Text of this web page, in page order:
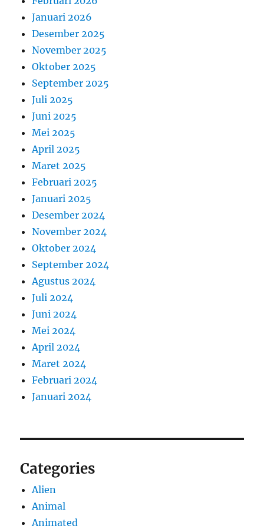
Januari 2026
Desember 2025
November 2025
Oktober 2025
September 2025
Juli 2025
Juni 2025
Mei 2025
April 2025
Maret 2025
Februari 2025
Januari 2025
Desember 2024
November 2024
Oktober 2024
September 2024
Agustus 2024
Juli 2024
Juni 2024
Mei 2024
April 2024
Maret 2024
Februari 2024
Januari 2024
Categories
Alien
Animal
Animated